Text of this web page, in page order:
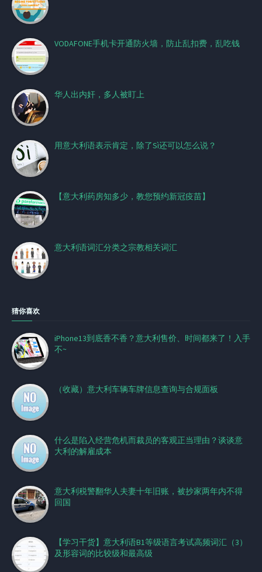
VODAFONE手机卡开通防火墙，防止乱扣费，乱吃钱
华人出内奸，多人被盯上
用意大利语表示肯定，除了Sì还可以怎么说？
【意大利药房知多少，教您预约新冠疫苗】
意大利语词汇分类之宗教相关词汇
猜你喜欢
iPhone13到底香不香？意大利售价、时间都来了！入手
不~
（收藏）意大利车辆车牌信息查询与合规面板
什么是陷入经营危机而裁员的客观正当理由？谈谈意
大利的解雇成本
意大利税警翻华人夫妻十年旧账，被抄家两年内不得
回国
【学习干货】意大利语B1等级语言考试高频词汇（3）
及形容词的比较级和最高级